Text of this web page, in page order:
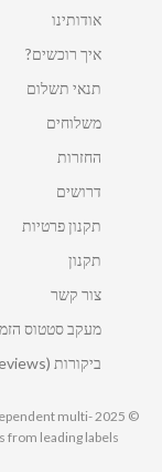
אודותינו
איך רוכשים?
תנאי תשלום
משלוחים
החזרות
דרושים
תקנון פרטיות
תקנון
צור קשר
מעקב סטטוס
ביקורות MallShoes (Reviews)
multi-
leading labels.